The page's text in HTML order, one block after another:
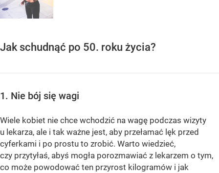
Jak schudnąć po 50. roku życia?
1. Nie bój się wagi
Wiele kobiet nie chce wchodzić na wagę podczas wizyty
u lekarza, ale i tak ważne jest, aby przełamać lęk przed
cyferkami i po prostu to zrobić. Warto wiedzieć,
czy przytyłaś, abyś mogła porozmawiać z lekarzem o tym,
co może powodować ten przyrost kilogramów i jak